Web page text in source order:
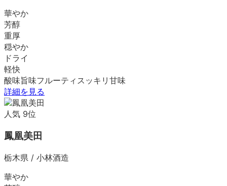
華やか
芳醇
重厚
穏やか
ドライ
軽快
酸味旨味フルーティ スッキリ 甘味
詳細を見る
人気 9位
鳳凰美田
栃木県 / 小林酒造
華やか